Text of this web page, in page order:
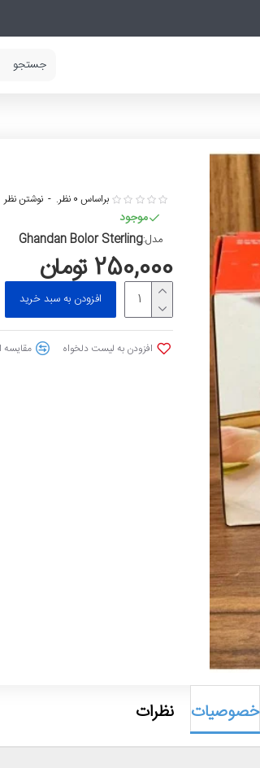
موجود
مدل:Ghandan Bolor Sterling
براساس 0 نظر. - نوشتن نظر
250,000 تومان
افزودن به سبد خرید
افزودن به لیست دلخواه مقایسه
خصوصیات نظرات